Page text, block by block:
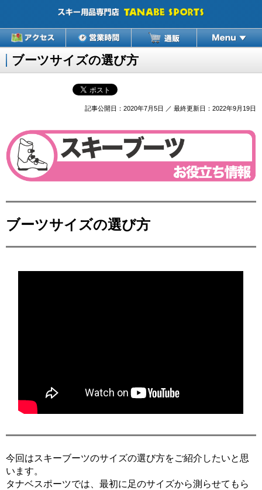
ブーツサイズの選び方
記事公開日：2020年7月5日 ／ 最終更新日：2022年9月19日
ブーツサイズの選び方
今回はスキーブーツのサイズの選び方をご紹介したいと思
います。
タナベスポーツでは、最初に足のサイズから測らせてもら